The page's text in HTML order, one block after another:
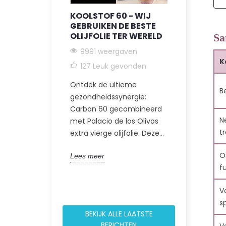
KOOLSTOF 60 - WIJ
GEBRUIKEN DE BESTE
OLIJFOLIE TER WERELD
9991 weergaven
127 Leuk gevonden
Ontdek de ultieme
gezondheidssynergie:
Carbon 60 gecombineerd
met Palacio de los Olivos
extra vierge olijfolie. Deze...
Lees meer
9226
Ontdek
perspectief
Carbon 60
Lees meer
BEKIJK ALLE LAATSTE